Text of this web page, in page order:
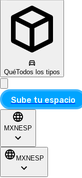
QuéTodos los tipos
Sube tu espacio
MXN ESP
MXN ESP